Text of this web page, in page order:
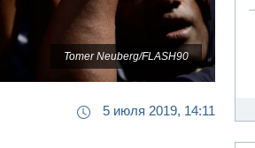
Tomer Neuberg/FLASH90
5 июля 2019, 14:11